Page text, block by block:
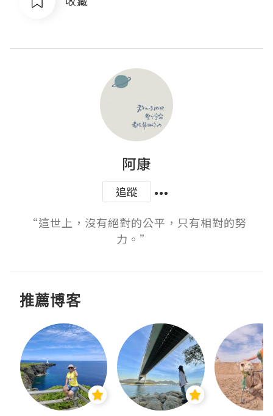
阿康
追蹤
“這世上，沒有絕對的公平，只有相對的努
力。” ​​​ ​​​​
推薦博客